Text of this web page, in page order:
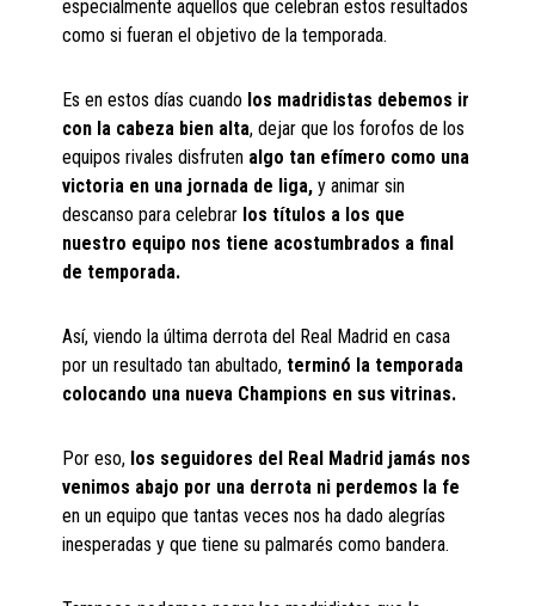
especialmente aquellos que celebran estos resultados
como si fueran el objetivo de la temporada.
Es en estos días cuando los madridistas debemos ir
con la cabeza bien alta, dejar que los forofos de los
equipos rivales disfruten algo tan efímero como una
victoria en una jornada de liga, y animar sin
descanso para celebrar los títulos a los que
nuestro equipo nos tiene acostumbrados a final
de temporada.
Así, viendo la última derrota del Real Madrid en casa
por un resultado tan abultado, terminó la temporada
colocando una nueva Champions en sus vitrinas.
Por eso, los seguidores del Real Madrid jamás nos
venimos abajo por una derrota ni perdemos la fe
en un equipo que tantas veces nos ha dado alegrías
inesperadas y que tiene su palmarés como bandera.